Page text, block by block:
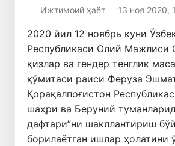
Ижтимоий ҳаёт 13 ноя 2020,
2020 йил 12 ноябрь куни
Республикаси Олий Мажлиси
қизлар ва гендер тенглик
қўмитаси раиси Феруза
Қорақалпоғистон
шаҳри ва Беруний
дафтари”ни шакллантириш
борилаётган ишлар ҳолатини